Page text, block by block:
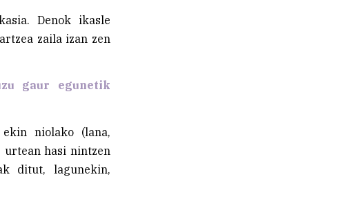
Denok ikasle
zaila izan zen
gaur egunetik
niolako (lana,
hasi nintzen
ditut, lagunekin,